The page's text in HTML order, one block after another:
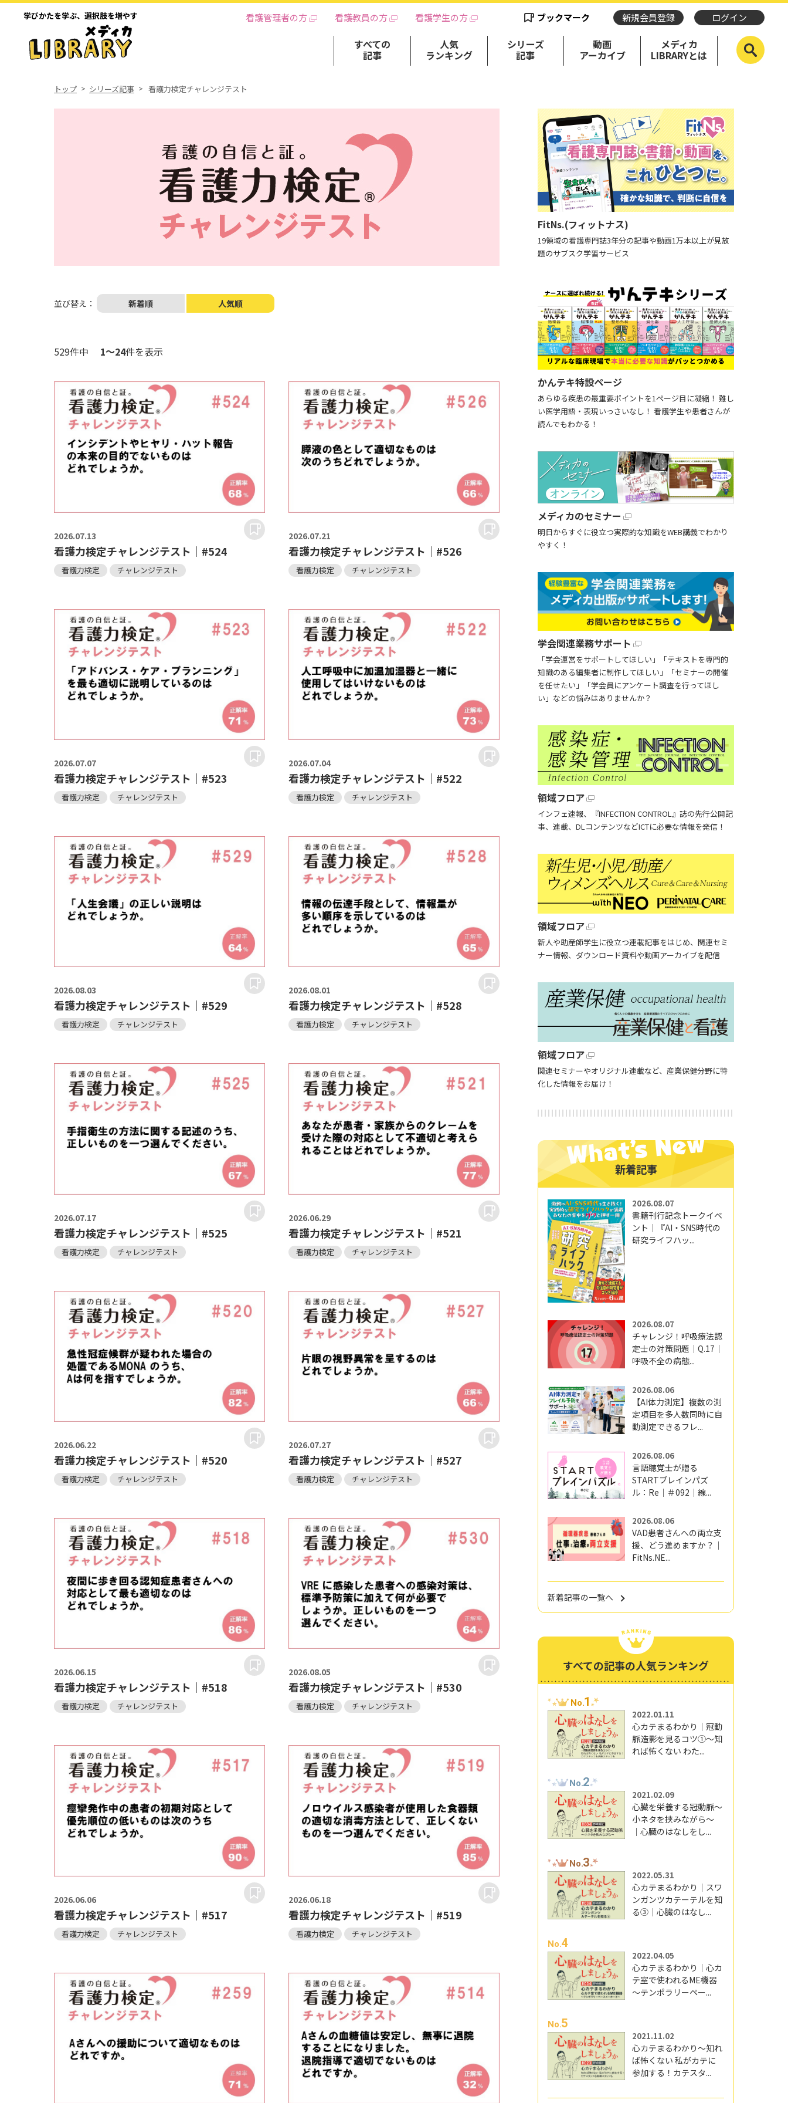
学びかたを学ぶ、 選択肢を増やす 看護管理者の方 看護教員の方 看護学生の方 ブックマーク 新規会員登録 ログイン
すべての
記事
人気
ランキング
シリーズ
記事
動画
アーカイブ
メディカ
LIBRARYとは
トップ シリーズ記事 看護力検定チャレンジテスト
並び替え： 新着順 人気順
529件中 1～24件を表示
2026.07.13
看護力検定チャレンジテスト｜#524
看護力検定 チャレンジテスト
2026.07.21
看護力検定チャレンジテスト｜#526
看護力検定 チャレンジテスト
2026.07.07
看護力検定チャレンジテスト｜#523
看護力検定 チャレンジテスト
2026.07.04
看護力検定チャレンジテスト｜#522
看護力検定 チャレンジテスト
2026.08.03
看護力検定チャレンジテスト｜#529
看護力検定 チャレンジテスト
2026.08.01
看護力検定チャレンジテスト｜#528
看護力検定 チャレンジテスト
2026.07.17
看護力検定チャレンジテスト｜#525
看護力検定 チャレンジテスト
2026.06.29
看護力検定チャレンジテスト｜#521
看護力検定 チャレンジテスト
2026.06.22
看護力検定チャレンジテスト｜#520
看護力検定 チャレンジテスト
2026.07.27
看護力検定チャレンジテスト｜#527
看護力検定 チャレンジテスト
2026.06.15
看護力検定チャレンジテスト｜#518
看護力検定 チャレンジテスト
2026.08.05
看護力検定チャレンジテスト｜#530
看護力検定 チャレンジテスト
2026.06.06
看護力検定チャレンジテスト｜#517
看護力検定 チャレンジテスト
2026.06.18
看護力検定チャレンジテスト｜#519
看護力検定 チャレンジテスト
FitNs.(フィットナス)
19領域の看護専門誌3年分の記事や動画1万本以上が見放
題のサブスク学習サービス
かんテキ特設ページ
あらゆる疾患の最重要ポイントを1ページ目に凝縮！ 難し
い医学用語・表現いっさいなし！ 看護学生や患者さんが
読んでもわかる！
メディカのセミナー
明日からすぐに役立つ実際的な知識をWEB講義でわかり
やすく！
学会関連業務サポート
「学会運営をサポートしてほしい」「テキストを専門的
知識のある編集者に制作してほしい」「セミナーの開催
を任せたい」「学会員にアンケート調査を行ってほし
い」などの悩みはありませんか？
領域フロア
インフェ速報、『INFECTION CONTROL』誌の先行公開記
事、連載、DLコンテンツなどICTに必要な情報を発信！
領域フロア
新人や助産師学生に役立つ連載記事をはじめ、関連セミ
ナー情報、ダウンロード資料や動画アーカイブを配信
領域フロア
関連セミナーやオリジナル連載など、産業保健分野に特
化した情報をお届け！
新着記事
2026.08.07
書籍刊行記念トークイベ
ント｜『AI・SNS時代の
研究ライフハッ...
2026.08.07
チャレンジ！呼吸療法認
定士の対策問題｜Q.17｜
呼吸不全の病態...
2026.08.06
【AI体力測定】複数の測
定項目を多人数同時に自
動測定できるフレ...
2026.08.06
言語聴覚士が贈る
STARTブレインパズ
ル：Re｜＃092｜線...
2026.08.06
VAD患者さんへの両立支
援、どう進めますか？｜
FitNs.NE...
新着記事の一覧へ
すべての記事の人気ランキング
No.1
2022.01.11
心カテまるわかり｜冠動
脈造影を見るコツ①～知
れば怖くない わた...
No.2
2021.02.09
心臓を栄養する冠動脈～
小ネタを挟みながら～
｜心臓のはなしをし...
No.3
2022.05.31
心カテまるわかり｜スワ
ンガンツカテーテルを知
る③｜心臓のはなし...
No.4
2022.04.05
心カテまるわかり｜心カ
テ室で使われるME機器
～テンポラリーペー...
No.5
2021.11.02
心カテまるわかり～知れ
ば怖くない 私がカテに
参加する！カテスタ...